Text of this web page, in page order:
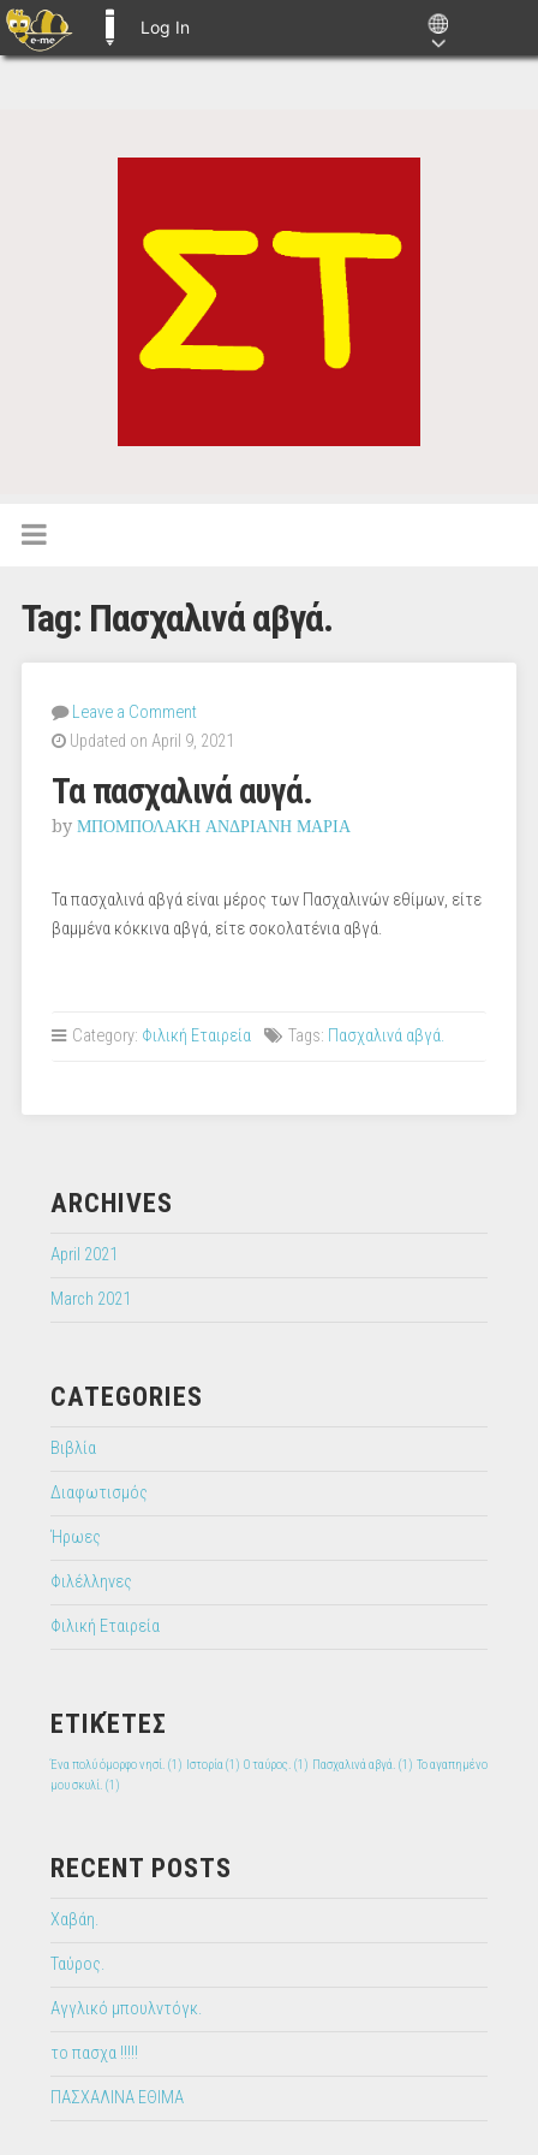
Log In
Tag: Πασχαλινά αβγά.
Leave a Comment
Updated on April 9, 2021
Τα πασχαλινά αυγά.
by ΜΠΟΜΠΟΛΑΚΗ ΑΝΔΡΙΑΝΗ ΜΑΡΙΑ
Τα πασχαλινά αβγά είναι μέρος των Πασχαλινών εθίμων, είτε
βαμμένα κόκκινα αβγά, είτε σοκολατένια αβγά.
Category: Φιλική Εταιρεία Tags: Πασχαλινά αβγά.
ARCHIVES
April 2021
March 2021
CATEGORIES
Βιβλία
Διαφωτισμός
Ήρωες
Φιλέλληνες
Φιλική Εταιρεία
ΕΤΙΚΈΤΕΣ
Ένα πολύ όμορφο νησί. (1) Ιστορία(1) Ο ταύρος. (1) Πασχαλινά αβγά. (1) Το αγαπημένο
μου σκυλί. (1)
RECENT POSTS
Χαβάη.
Ταύρος.
Αγγλικό μπουλντόγκ.
το πασχα !!!!!
ΠΑΣΧΑΛΙΝΑ ΕΘΙΜΑ